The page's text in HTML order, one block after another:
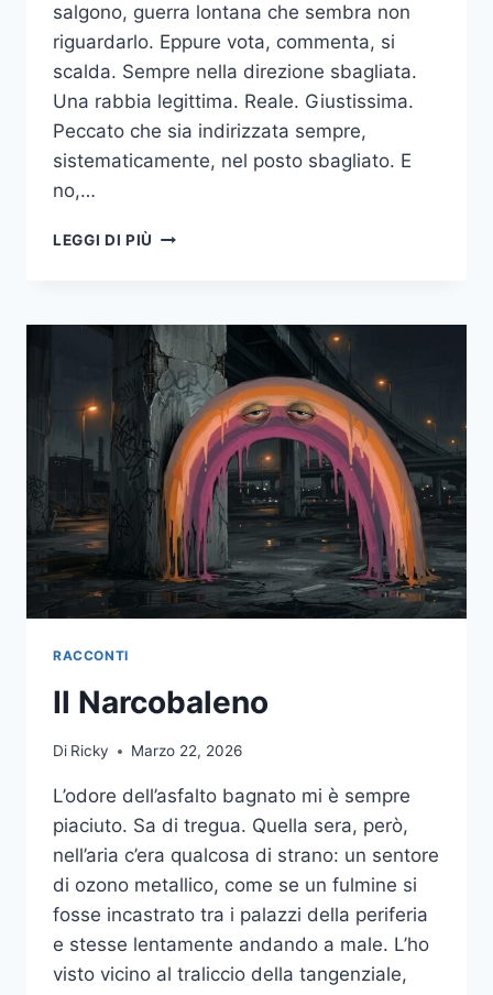
salgono, guerra lontana che sembra non
riguardarlo. Eppure vota, commenta, si
scalda. Sempre nella direzione sbagliata.
Una rabbia legittima. Reale. Giustissima.
Peccato che sia indirizzata sempre,
sistematicamente, nel posto sbagliato. E
no,…
LEGGI DI PIÙ RICCARDO,
GUARDARE
NELLA
DIREZIONE
SBAGLIATA?
RACCONTI
Il Narcobaleno
Di Ricky Marzo 22, 2026
L’odore dell’asfalto bagnato mi è sempre
piaciuto. Sa di tregua. Quella sera, però,
nell’aria c’era qualcosa di strano: un sentore
di ozono metallico, come se un fulmine si
fosse incastrato tra i palazzi della periferia
e stesse lentamente andando a male. L’ho
visto vicino al traliccio della tangenziale,